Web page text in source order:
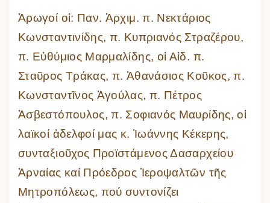
Ἀρωγοί οἱ: Παν. Ἀρχιμ. π. Νεκτάριος
Κωνσταντινίδης, π. Κυπριανός Στραζέρου,
π. Εὐθύμιος Μαρμαλίδης, οἱ Αἰδ. π.
Σταῦρος Τράκας, π. Ἀθανάσιος Κοῦκος, π.
Κωνσταντῖνος Ἀγούλας, π. Πέτρος
Ἀσβεστόπουλος, π. Σοφιανός Μαυρίδης, οἱ
λαϊκοί ἀδελφοί μας κ. Ἰωάννης Κέκερης,
συνταξιοῦχος Προϊστάμενος Δασαρχείου
Ἀρναίας καί Πρόεδρος Ἱεροψαλτῶν τῆς
Μητροπόλεως, πού συντονίζει